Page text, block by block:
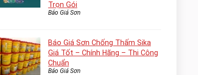
Trọn Gói
Báo Giá Sơn
Báo Giá Sơn Chống Thấm Sika
Giá Tốt – Chính Hãng – Thi Công
Chuẩn
Báo Giá Sơn